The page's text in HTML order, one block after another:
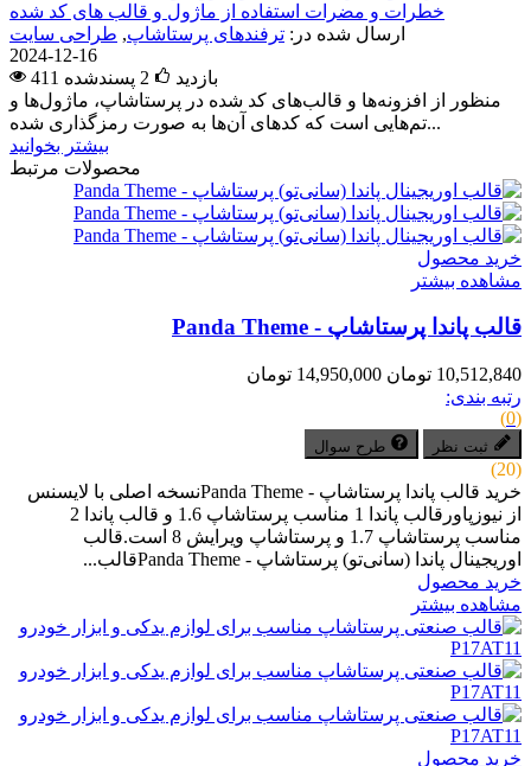
خطرات و مضرات استفاده از ماژول و قالب های کد شده
ارسال شده در: ترفندهای پرستاشاپ, طراحی سایت
2024-12-16
411 بازدید
2 پسندشده
منظور از افزونه‌ها و قالب‌های کد شده در پرستاشاپ، ماژول‌ها و
تم‌هایی است که کدهای آن‌ها به صورت رمزگذاری شده...
بیشتر بخوانید
محصولات مرتبط
خرید محصول
مشاهده بیشتر
قالب پاندا پرستاشاپ - Panda Theme
10,512,840 تومان
14,950,000 تومان
رتبه بندی:
(0)
ثبت نظر طرح سوال
(20)
خرید قالب پاندا پرستاشاپ - Panda Themeنسخه اصلی با لایسنس
از نیوزپاورقالب پاندا 1 مناسب پرستاشاپ 1.6 و قالب پاندا 2
مناسب پرستاشاپ 1.7 و پرستاشاپ ویرایش 8 است.قالب
اوریجینال پاندا (سانی‌تو) پرستاشاپ - Panda Themeقالب...
خرید محصول
مشاهده بیشتر
خرید محصول